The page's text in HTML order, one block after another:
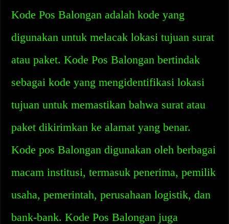
Kode Pos Balongan adalah kode yang
digunakan untuk melacak lokasi tujuan surat
atau paket. Kode Pos Balongan bertindak
sebagai kode yang mengidentifikasi lokasi
tujuan untuk memastikan bahwa surat atau
paket dikirimkan ke alamat yang benar.
Kode pos Balongan digunakan oleh berbagai
macam institusi, termasuk penerima, pemilik
usaha, pemerintah, perusahaan logistik, dan
bank-bank. Kode Pos Balongan juga